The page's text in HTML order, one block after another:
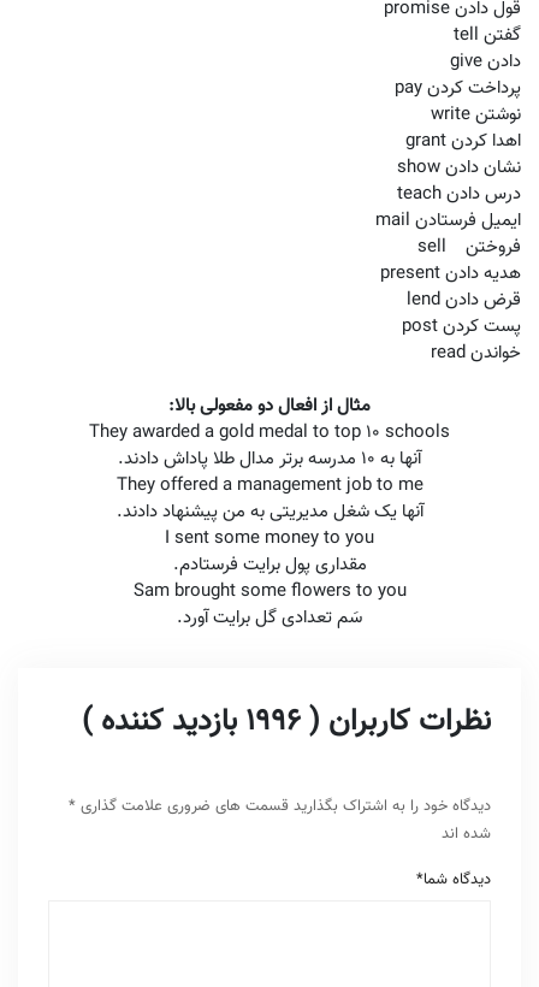
قول دادن promise
گفتن tell
دادن give
پرداخت کردن pay
نوشتن write
اهدا کردن grant
نشان دادن show
درس دادن teach
ایمیل فرستادن mail
فروختن sell
هدیه دادن present
قرض دادن lend
پست کردن post
خواندن read
مثال از افعال دو مفعولی بالا:
آنها به 10 مدرسه برتر مدال طلا پاداش دادند.
‏They offered a management job to me
آنها یک شغل مدیریتی به من پیشنهاد دادند.
مقداری پول برایت فرستادم.
‏Sam brought some flowers to you
سَم تعدادی گل برایت آورد.
نظرات کاربران ( 1996 بازدید کننده )
دیدگاه خود را به اشتراک بگذارید قسمت های ضروری علامت گذاری *
شده اند
دیدگاه شما*